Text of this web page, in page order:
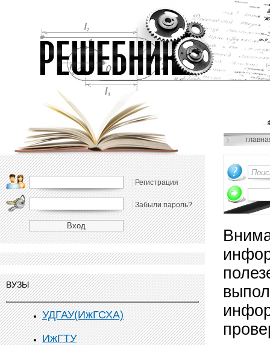
Регистрация
Забыли пароль?
ВУЗЫ
УДГАУ(ИжГСХА)
ИжГТУ